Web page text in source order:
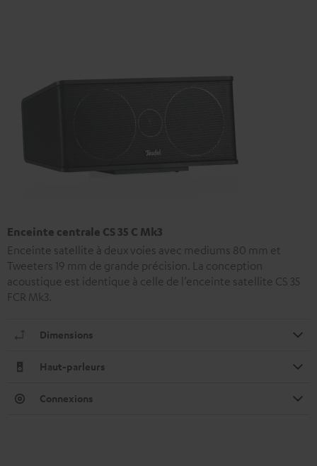
Enceinte centrale CS 35 C Mk3
Enceinte satellite à deux voies avec mediums 80 mm et
Tweeters 19 mm de grande précision. La conception
acoustique est identique à celle de l’enceinte satellite CS 35
FCR Mk3.
Dimensions
Haut-parleurs
Connexions